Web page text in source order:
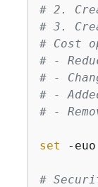
# 2.
# 3.
# Cost
# -
# -
# -
# -
set -
#